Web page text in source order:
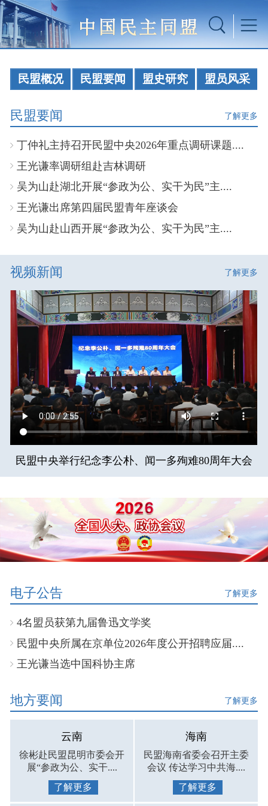
民盟概况 民盟要闻 盟史研究 盟员风采
民盟要闻 了解更多
丁仲礼主持召开民盟中央2026年重点调研课题....
王光谦率调研组赴吉林调研
吴为山赴湖北开展“参政为公、实干为民”主....
王光谦出席第四届民盟青年座谈会
吴为山赴山西开展“参政为公、实干为民”主....
视频新闻 了解更多
民盟中央举行纪念李公朴、闻一多殉难80周年大会
电子公告 了解更多
4名盟员获第九届鲁迅文学奖
民盟中央所属在京单位2026年度公开招聘应届....
王光谦当选中国科协主席
地方要闻 了解更多
云南
徐彬赴民盟昆明市委会开
展“参政为公、实干....
了解更多
海南
民盟海南省委会召开主委
会议 传达学习中共海....
了解更多